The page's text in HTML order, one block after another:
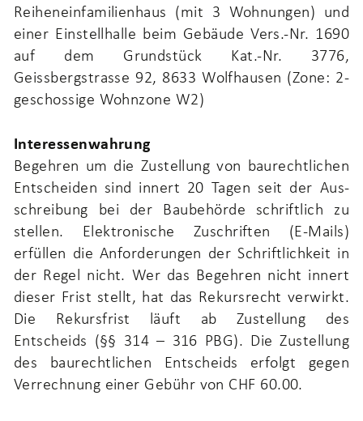
Reiheneinfamilienhaus (mit 3 Wohnungen) und
einer Einstellhalle beim Gebäude Vers.-Nr. 1690
auf dem Grundstück Kat.-Nr. 3776,
Geissbergstrasse 92, 8633 Wolfhausen (Zone: 2-
geschossige Wohnzone W2)
Interessenwahrung
Begehren um die Zustellung von baurechtlichen
Entscheiden sind innert 20 Tagen seit der Aus­
schreibung bei der Baubehörde schriftlich zu
stellen. Elektronische Zuschriften (E-Mails)
erfüllen die Anforderungen der Schriftlichkeit in
der Regel nicht. Wer das Begehren nicht innert
dieser Frist stellt, hat das Rekursrecht verwirkt.
Die Rekursfrist läuft ab Zustellung des
Entscheids (§§ 314 – 316 PBG). Die Zustellung
des baurechtlichen Entscheids erfolgt gegen
Verrechnung einer Gebühr von CHF 60.00.